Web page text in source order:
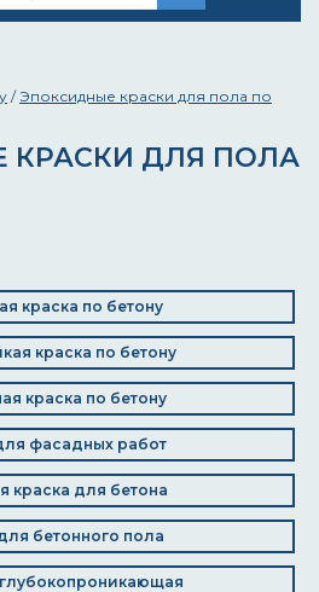
/Эпоксидные краски для пола по
КРАСКИ ДЛЯ ПОЛА
краска по бетону
краска по бетону
краска по бетону
фасадных работ
краска для бетона
бетонного пола
глубокопроникающая